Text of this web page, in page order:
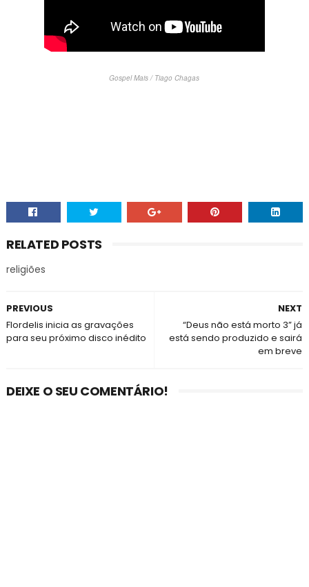
Gospel Mais / Tiago Chagas
RELATED POSTS
religiões
NEXT
“Deus não está morto 3” já
está sendo produzido e sairá
em breve
PREVIOUS
Flordelis inicia as gravações
para seu próximo disco inédito
DEIXE O SEU COMENTÁRIO!